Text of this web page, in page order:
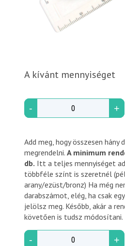
A kívánt mennyiséget
- +
Add meg, hogy összesen
megrendelni.A minimum
db. Itt a teljes mennyiséget
többféle színt is szeretnél
arany/ezüst/bronz) Ha még
darabszámot, elég, ha csak
jelölsz meg. Később, akár a
követően is tudsz módosítani.
- +